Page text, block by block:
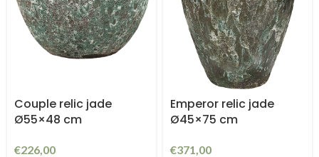
Couple relic jade
Ø55×48 cm
€226,00
Emperor relic jade
Ø45×75 cm
€371,00